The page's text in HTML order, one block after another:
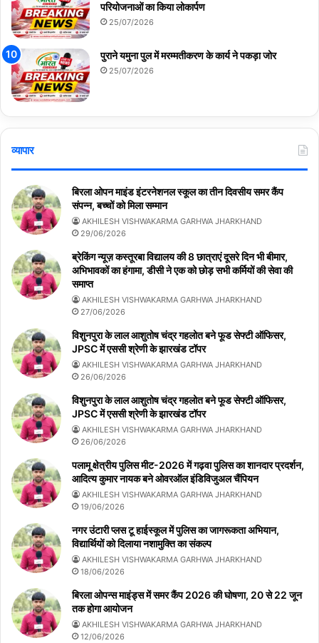
परियोजनाओं का किया लोकार्पण
25/07/2026
पुराने यमुना पुल में मरम्मतीकरण के कार्य ने पकड़ा जोर
25/07/2026
व्यापार
बिरला ओपन माइंड इंटरनेशनल स्कूल का तीन दिवसीय समर कैंप
संपन्न, बच्चों को मिला सम्मान
AKHILESH VISHWAKARMA GARHWA JHARKHAND
29/06/2026
ब्रेकिंग न्यूज़ कस्तूरबा विद्यालय की 8 छात्राएं दूसरे दिन भी बीमार,
अभिभावकों का हंगामा, डीसी ने एक को छोड़ सभी कर्मियों की सेवा की
समाप्त
AKHILESH VISHWAKARMA GARHWA JHARKHAND
27/06/2026
विशुनपुरा के लाल आशुतोष चंद्र गहलोत बने फूड सेफ्टी ऑफिसर,
JPSC में एससी श्रेणी के झारखंड टॉपर
AKHILESH VISHWAKARMA GARHWA JHARKHAND
26/06/2026
विशुनपुरा के लाल आशुतोष चंद्र गहलोत बने फूड सेफ्टी ऑफिसर,
JPSC में एससी श्रेणी के झारखंड टॉपर
AKHILESH VISHWAKARMA GARHWA JHARKHAND
26/06/2026
पलामू क्षेत्रीय पुलिस मीट-2026 में गढ़वा पुलिस का शानदार प्रदर्शन,
आदित्य कुमार नायक बने ओवरऑल इंडिविजुअल चैंपियन
AKHILESH VISHWAKARMA GARHWA JHARKHAND
19/06/2026
नगर उंटारी प्लस टू हाईस्कूल में पुलिस का जागरूकता अभियान,
विद्यार्थियों को दिलाया नशामुक्ति का संकल्प
AKHILESH VISHWAKARMA GARHWA JHARKHAND
18/06/2026
बिरला ओपन्स माइंड्स में समर कैंप 2026 की घोषणा, 20 से 22 जून
तक होगा आयोजन
AKHILESH VISHWAKARMA GARHWA JHARKHAND
12/06/2026